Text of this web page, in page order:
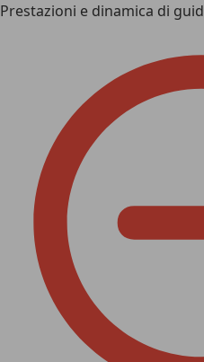
Prestazioni e dinamica di